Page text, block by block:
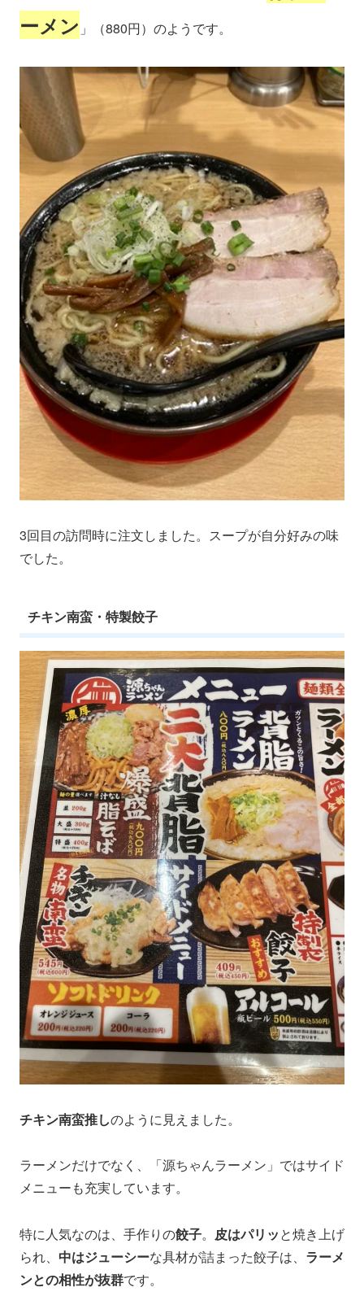
ーメン 」（880円）のようです。
3回目の訪問時に注文しました。スープが自分好みの味
でした。
チキン南蛮・特製餃子
チキン南蛮推しのように見えました。
ラーメンだけでなく、「源ちゃんラーメン」ではサイド
メニューも充実しています。
特に人気なのは、手作りの餃子。 皮はパリッと焼き上げ
られ、 中はジューシーな具材が詰まった餃子は、 ラーメ
ンとの相性が抜群です。